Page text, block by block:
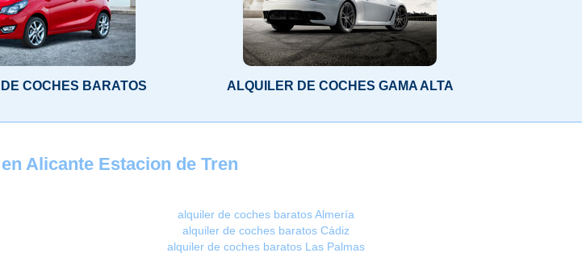
COCHES BARATOS ALQUILER DE COCHES GAMA ALTA
Alicante Estacion de Tren
alquiler de coches baratos Almería
alquiler de coches baratos Cádiz
alquiler de coches baratos Las Palmas